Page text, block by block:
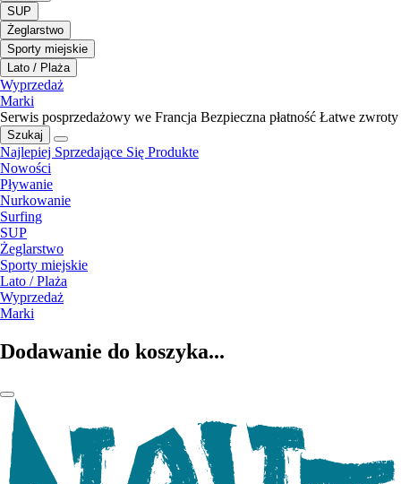
SUP
Żeglarstwo
Sporty miejskie
Lato / Plaża
Wyprzedaż
Marki
Serwis posprzedażowy we Francja Bezpieczna płatność Łatwe zwroty
Szukaj
Najlepiej Sprzedające Się Produkte
Nowości
Pływanie
Nurkowanie
Surfing
SUP
Żeglarstwo
Sporty miejskie
Lato / Plaża
Wyprzedaż
Marki
Dodawanie do koszyka...